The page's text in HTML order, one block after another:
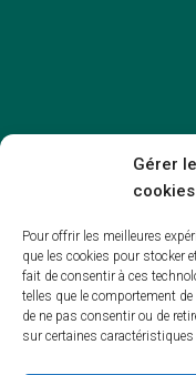
Gérer
cookies
Pour offrir les meilleures
que les cookies pour stocker
fait de consentir à ces
telles que le comportement
de ne pas consentir ou de
sur certaines